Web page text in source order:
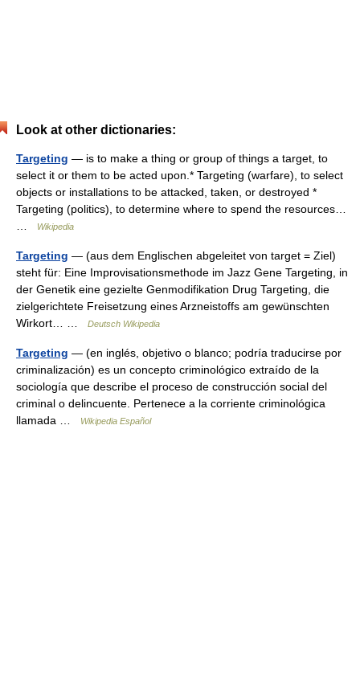
Look at other dictionaries:
Targeting — is to make a thing or group of things a target, to
select it or them to be acted upon.* Targeting (warfare), to select
objects or installations to be attacked, taken, or destroyed *
Targeting (politics), to determine where to spend the resources…
Wikipedia
Targeting — (aus dem Englischen abgeleitet von target = Ziel)
steht für: Eine Improvisationsmethode im Jazz Gene Targeting, in
der Genetik eine gezielte Genmodifikation Drug Targeting, die
zielgerichtete Freisetzung eines Arzneistoffs am gewünschten
Wirkort… …
Deutsch Wikipedia
Targeting — (en inglés, objetivo o blanco; podría traducirse por
criminalización) es un concepto criminológico extraído de la
sociología que describe el proceso de construcción social del
criminal o delincuente. Pertenece a la corriente criminológica
llamada …
Wikipedia Español